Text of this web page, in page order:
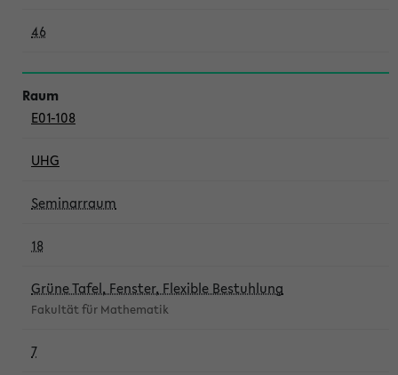
46
E01-108
UHG
Seminarraum
18
Grüne Tafel, Fenster, Flexible Bestuhlung
Fakultät für Mathematik
7